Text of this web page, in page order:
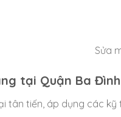
Sửa
tại Quận Ba
tân tiến, áp dụng các